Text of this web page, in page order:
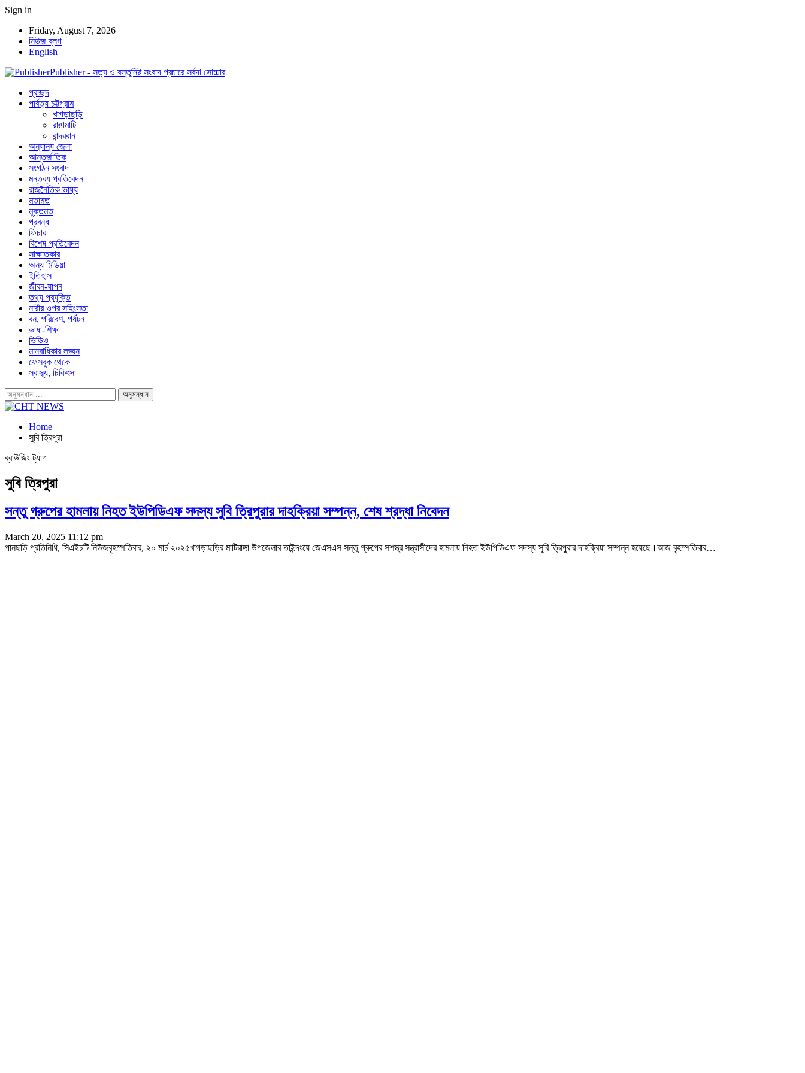
Sign in
Friday, August 7, 2026
নিউজ ব্লগ
English
Publisher - সত্য ও বস্তুনিষ্ট সংবাদ প্রচারে সর্বদা সোচ্চার
প্রচ্ছদ
পার্বত্য চট্টগ্রাম
খাগড়াছড়ি
রাঙামাটি
বান্দরবান
অন্যান্য জেলা
আন্তর্জাতিক
সংগঠন সংবাদ
মন্তব্য প্রতিবেদন
রাজনৈতিক ভাষ্য
মতামত
মুক্তমত
প্রবন্ধ
ফিচার
বিশেষ প্রতিবেদন
সাক্ষাতকার
অন্য মিডিয়া
ইতিহাস
জীবন-যাপন
তথ্য প্রযুক্তি
নারীর ওপর সহিংসতা
বন, পরিবেশ, পর্যটন
ভাষা-শিক্ষা
ভিডিও
মানবাধিকার লঙ্ঘন
ফেসবুক থেকে
স্বাস্থ্য, চিকিৎসা
Home
সুবি ত্রিপুরা
ব্রাউজিং ট্যাগ
সুবি ত্রিপুরা
সন্তু গ্রুপের হামলায় নিহত ইউপিডিএফ সদস্য সুবি ত্রিপুরার দাহক্রিয়া সম্পন্ন, শেষ শ্রদ্ধা নিবেদন
March 20, 2025 11:12 pm
পানছড়ি প্রতিনিধি, সিএইচটি নিউজবৃহস্পতিবার, ২০ মার্চ ২০২৫খাগড়াছড়ির মাটিরাঙ্গা উপজেলার তাইন্দংয়ে জেএসএস সন্তু গ্রুপের সশস্ত্র সন্ত্রাসীদের হামলায় নিহত ইউপিডিএফ সদস্য সুবি ত্রিপুরার দাহক্রিয়া সম্পন্ন হয়েছে।আজ বৃহস্পতিবার…